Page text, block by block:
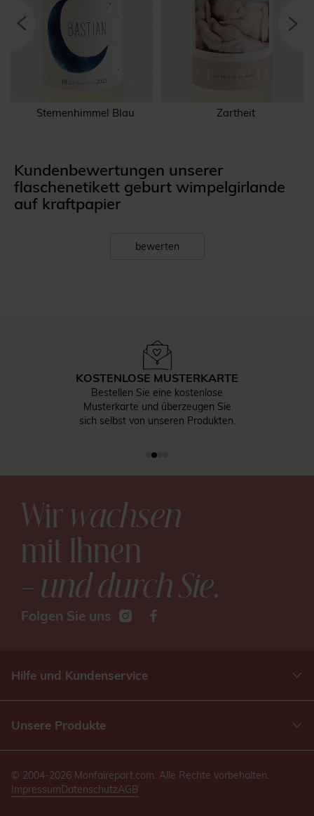
Sternenhimmel Blau Zartheit
Kundenbewertungen unserer
flaschenetikett geburt wimpelgirlande
auf kraftpapier
bewerten
KOSTENLOSE MUSTERKARTE
Bestellen Sie eine kostenlose
Musterkarte und überzeugen Sie
sich selbst von unseren Produkten.
Wirwachsen
mit Ihnen
– und durch Sie.
Folgen Sie uns
Hilfe und Kundenservice
Unsere Produkte
© 2004-2026 Monfairepart.com. Alle Rechte vorbehalten.
ImpressumDatenschutzAGB